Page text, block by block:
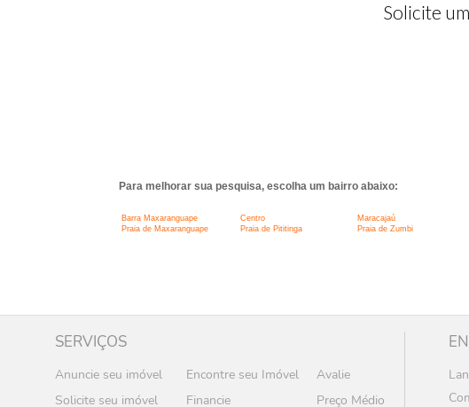
Solicite
Para melhorar sua pesquisa, escolha um bairro abaixo:
Barra Maxaranguape Centro Maracajaú
Praia de Maxaranguape
Praia de Pititinga Praia de Zumbi
SERVIÇOS
Anuncie seu imóvel Encontre seu Imóvel
Avalie
Solicite seu imóvel
Financie Preço Médio